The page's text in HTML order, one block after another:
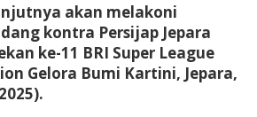
akan melakoni
kontra Persijap Jepara
ke-11 BRI Super League
Gelora Bumi Kartini, Jepara,